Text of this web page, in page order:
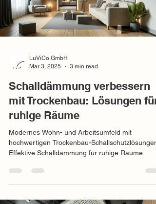
LuViCo GmbH
Mar 3, 2025
3 min read
Schalldämmung verbessern
mit Trockenbau: Lösungen für
ruhige Räume
Modernes Wohn- und Arbeitsumfeld mit
hochwertigen Trockenbau-Schallschutzlösungen
Effektive Schalldämmung für ruhige Räume.